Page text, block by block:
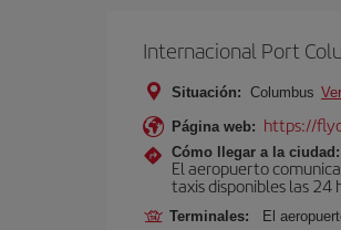
Internacional Port
Situación: Columbus
Página web: https://
Cómo llegar a la ciudad:
El aeropuerto
taxis disponibles las
Terminales: El